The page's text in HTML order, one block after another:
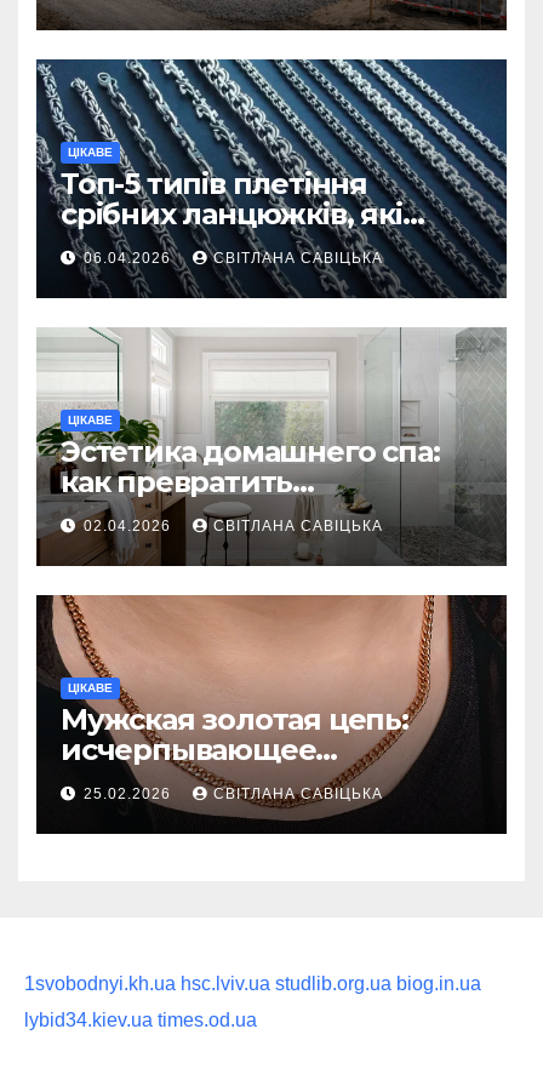
ЦІКАВЕ
Топ-5 типів плетіння
срібних ланцюжків, які
вважаються
найнадійнішими
06.04.2026 СВІТЛАНА САВІЦЬКА
ЦІКАВЕ
Эстетика домашнего спа:
как превратить
ежедневную гигиену в
восстанавливающий
ритуал
02.04.2026 СВІТЛАНА САВІЦЬКА
ЦІКАВЕ
Мужская золотая цепь:
исчерпывающее
руководство по выбору
статусного украшения
25.02.2026 СВІТЛАНА САВІЦЬКА
1svobodnyi.kh.ua hsc.lviv.ua studlib.org.ua biog.in.ua
lybid34.kiev.ua times.od.ua